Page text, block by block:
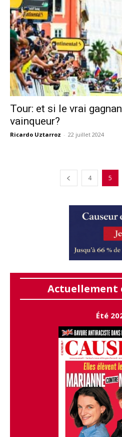
Tour: et si le vrai
vainqueur?
Ricardo Uztarroz - 22 juillet 2024
4 5
Actuellement
Été